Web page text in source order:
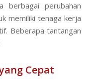
berbagai perubahan
memiliki tenaga kerja
Beberapa tantangan
Cepat